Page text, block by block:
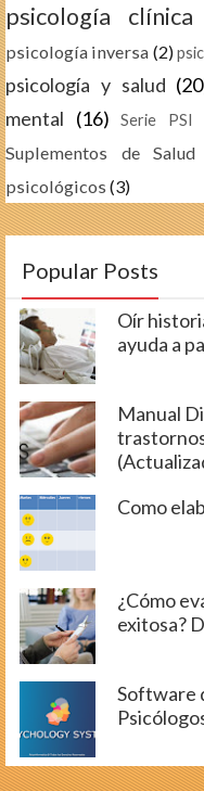
psicología clínica
psicología inversa (2)
psicología y salud
mental (16) Serie PSI
Suplementos de Salud
psicológicos (3)
Popular Posts
Oír
ayuda a
Manual
Como
¿Cómo
exitosa?
Software